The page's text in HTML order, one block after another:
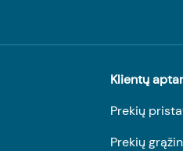
Klientų
Prekių
Prekių